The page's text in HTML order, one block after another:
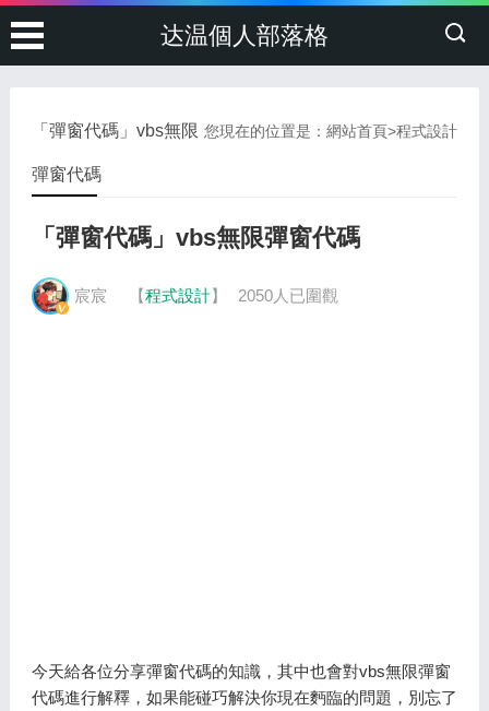
达温個人部落格
您現在的位置是：網站首頁>程式設計
「彈窗代碼」vbs無限
彈窗代碼
「彈窗代碼」vbs無限彈窗代碼
宸宸 【程式設計】 2050人已圍觀
今天給各位分享彈窗代碼的知識，其中也會對vbs無限彈窗
代碼進行解釋，如果能碰巧解決你現在麪臨的問題，別忘了